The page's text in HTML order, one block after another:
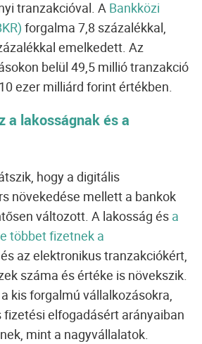
tranzakcióval. A Bankközi
forgalma 7,8 százalékkal,
emelkedett. Az
belül 49,5 millió tranzakció
ezer milliárd forint értékben.
a lakosságnak és a
hogy a digitális
növekedése mellett a bankok
változott. A lakosság és a
többet fizetnek a
és az elektronikus tranzakciókért,
száma és értéke is növekszik.
kis forgalmú vállalkozásokra,
fizetési elfogadásért arányaiban
mint a nagyvállalatok.